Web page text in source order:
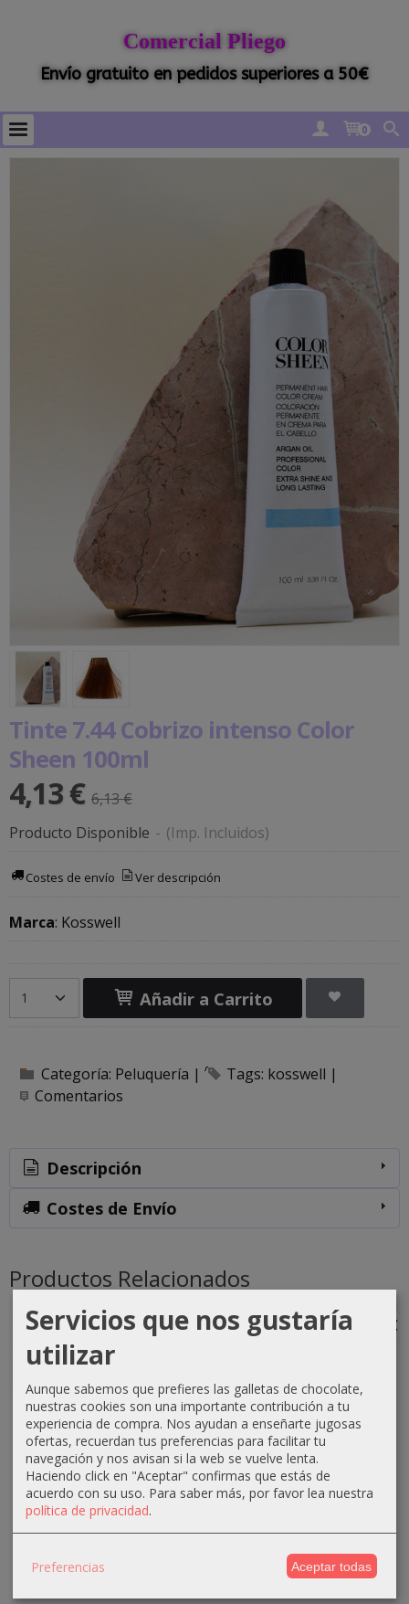
Comercial Pliego
Envío gratuito en pedidos superiores a 50€
0
Tinte 7.44 Cobrizo intenso Color
Sheen 100ml
4,13 € 6,13 €
Producto Disponible - (Imp. Incluidos)
Costes de envío Ver descripción
Marca: Kosswell
Añadir a Carrito
Categoría: Peluquería | Tags: kosswell |
Comentarios
Descripción
Costes de Envío
Productos Relacionados
-1 €
Crema
oxigenada
Techline
1000ml
20...
2,90 €
3,90 €
-0 €
Crema
oxigenada
Techline
75ml 40...
0,70 €
-3 €
Crema
oxigenada
Absoluk
1000ml
20...
6,50 €
-3 €
Crema
oxigenada
40...
6,50 €
Servicios que nos gustaría
utilizar
Aunque sabemos que prefieres las galletas de chocolate,
nuestras cookies son una importante contribución a tu
experiencia de compra. Nos ayudan a enseñarte jugosas
ofertas, recuerdan tus preferencias para facilitar tu
navegación y nos avisan si la web se vuelve lenta.
Haciendo click en "Aceptar" confirmas que estás de
acuerdo con su uso. Para saber más, por favor lea nuestra
política de privacidad.
Preferencias Aceptar todas